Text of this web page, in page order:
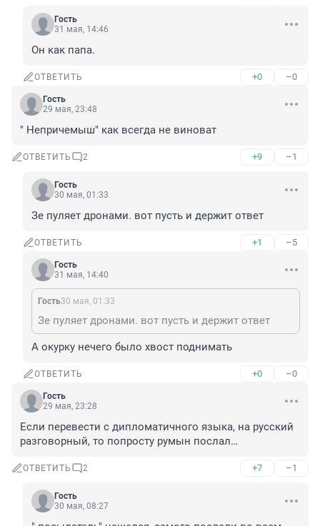
Гость
31 мая, 14:46
Он как папа.
ОТВЕТИТЬ +0 –0
Гость
29 мая, 23:48
" Непричемыш" как всегда не виноват
ОТВЕТИТЬ 2 +9 –1
Гость
30 мая, 01:33
Зе пуляет дронами. вот пусть и держит ответ
ОТВЕТИТЬ +1 –5
Гость
31 мая, 14:40
Гость30 мая, 01:33
Зе пуляет дронами. вот пусть и держит ответ
А окурку нечего было хвост поднимать
ОТВЕТИТЬ +0 –0
Гость
29 мая, 23:28
Если перевести с дипломатичного языка, на русский
разговорный, то попросту румын послал…
ОТВЕТИТЬ 2 +7 –1
Гость
30 мая, 08:27